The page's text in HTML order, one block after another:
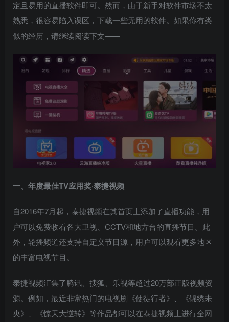
定且易用的直播软件即可。然而，由于新手对软件市场不太
熟悉，很容易陷入误区，下载一些无用的软件。如果你有类
似的经历，请继续阅读下文——
一、年度最佳TV应用奖·泰捷视频
自2016年7月起，泰捷视频在其首页上添加了直播功能，用
户可以免费收看各大卫视、CCTV和地方台的直播节目。此
外，轮播频道还支持自定义节目源，用户可以观看更多地区
的丰富电视节目。
泰捷视频汇集了腾讯、搜狐、乐视等超过20万部正版视频资
源。例如，最近非常热门的电视剧《使徒行者》、《锦绣未
央》、《惊天大逆转》等作品都可以在泰捷视频上进行全网